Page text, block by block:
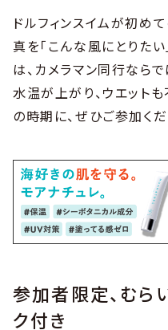
ドルフィンスイムが初め
真を「こんな風にとりた
は、カメラマン同行ならで
水温が上がり、ウエット
の時期に、ぜひご参加くだ
参加者限定、むら
ク付き